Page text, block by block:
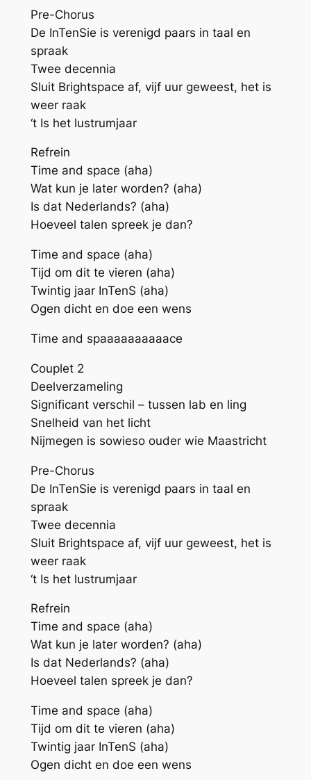
Pre-Chorus
De InTenSie is verenigd paars in taal en
spraak
Twee decennia
Sluit Brightspace af, vijf uur geweest, het is
weer raak
‘t Is het lustrumjaar
Refrein
Time and space (aha)
Wat kun je later worden? (aha)
Is dat Nederlands? (aha)
Hoeveel talen spreek je dan?
Time and space (aha)
Tijd om dit te vieren (aha)
Twintig jaar InTenS (aha)
Ogen dicht en doe een wens
Time and spaaaaaaaaaace
Couplet 2
Deelverzameling
Significant verschil – tussen lab en ling
Snelheid van het licht
Nijmegen is sowieso ouder wie Maastricht
Pre-Chorus
De InTenSie is verenigd paars in taal en
spraak
Twee decennia
Sluit Brightspace af, vijf uur geweest, het is
weer raak
‘t Is het lustrumjaar
Refrein
Time and space (aha)
Wat kun je later worden? (aha)
Is dat Nederlands? (aha)
Hoeveel talen spreek je dan?
Time and space (aha)
Tijd om dit te vieren (aha)
Twintig jaar InTenS (aha)
Ogen dicht en doe een wens